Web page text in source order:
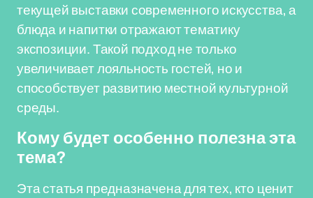
текущей выставки современного искусства, а
блюда и напитки отражают тематику
экспозиции. Такой подход не только
увеличивает лояльность гостей, но и
способствует развитию местной культурной
среды.
Кому будет особенно полезна эта
тема?
Эта статья предназначена для тех, кто ценит